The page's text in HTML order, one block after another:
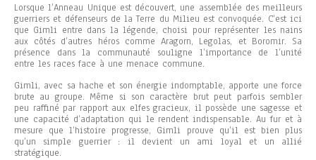
Lorsque l’Anneau Unique est découvert, une assemblée des meilleurs
guerriers et défenseurs de la Terre du Milieu est convoquée. C’est ici
que Gimli entre dans la légende, choisi pour représenter les nains
aux côtés d’autres héros comme Aragorn, Legolas, et Boromir. Sa
présence dans la communauté souligne l’importance de l’unité
entre les races face à une menace commune.
Gimli, avec sa hache et son énergie indomptable, apporte une force
brute au groupe. Même si son caractère brut peut parfois sembler
peu raffiné par rapport aux elfes gracieux, il possède une sagesse et
une capacité d’adaptation qui le rendent indispensable. Au fur et à
mesure que l’histoire progresse, Gimli prouve qu’il est bien plus
qu’un simple guerrier : il devient un ami loyal et un allié
stratégique.